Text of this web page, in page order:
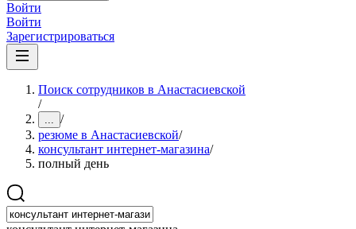
Войти
Войти
Зарегистрироваться
Поиск сотрудников в Анастасиевской
/
... /
резюме в Анастасиевской/
консультант интернет-магазина/
полный день